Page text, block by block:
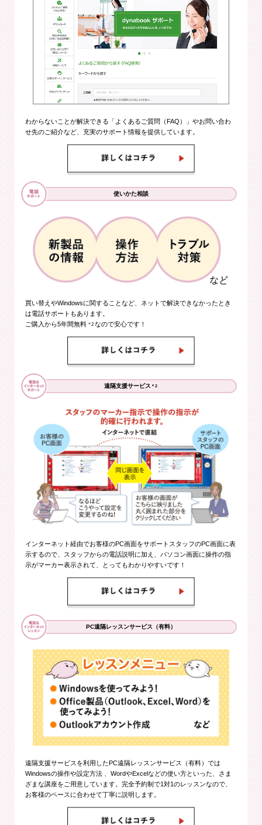
わからないことが解決できる「よくあるご質問（FAQ）」やお問い合わ
せ先のご紹介など、充実のサポート情報を提供しています。
使いかた相談
買い替えやWindowsに関することなど、ネットで解決できなかったとき
は電話サポートもあります。
ご購入から5年間無料 ＊2 なので安心です！
遠隔支援サービス ＊2
インターネット経由でお客様のPC画面をサポートスタッフのPC画面に表
示するので、スタッフからの電話説明に加え、パソコン画面に操作の指
示がマーカー表示されて、とってもわかりやすいです！
PC遠隔レッスンサービス（有料）
遠隔支援サービスを利用したPC遠隔レッスンサービス（有料）では
Windowsの操作や設定方法 、WordやExcelなどの使い方といった、さま
ざまな講座をご用意しています。完全予約制で1対1のレッスンなので、
お客様のペースに合わせて丁寧に説明します。